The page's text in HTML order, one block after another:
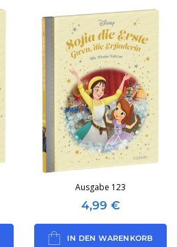
Ausgabe 123
4,99 €
IN DEN WARENKORB